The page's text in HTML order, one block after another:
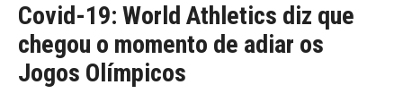
Covid-19: World Athletics diz que
chegou o momento de adiar os
Jogos Olímpicos